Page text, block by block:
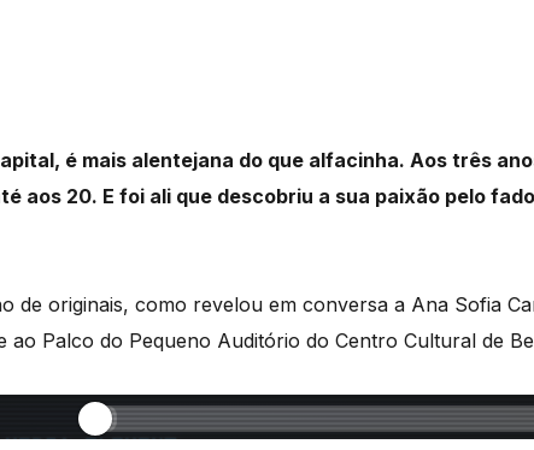
é mais alentejana do que alfacinha. Aos três
aos 20. E foi ali que descobriu a sua paixão pelo
de originais, como revelou em conversa a Ana Sofia
ao Palco do Pequeno Auditório do Centro Cultural de